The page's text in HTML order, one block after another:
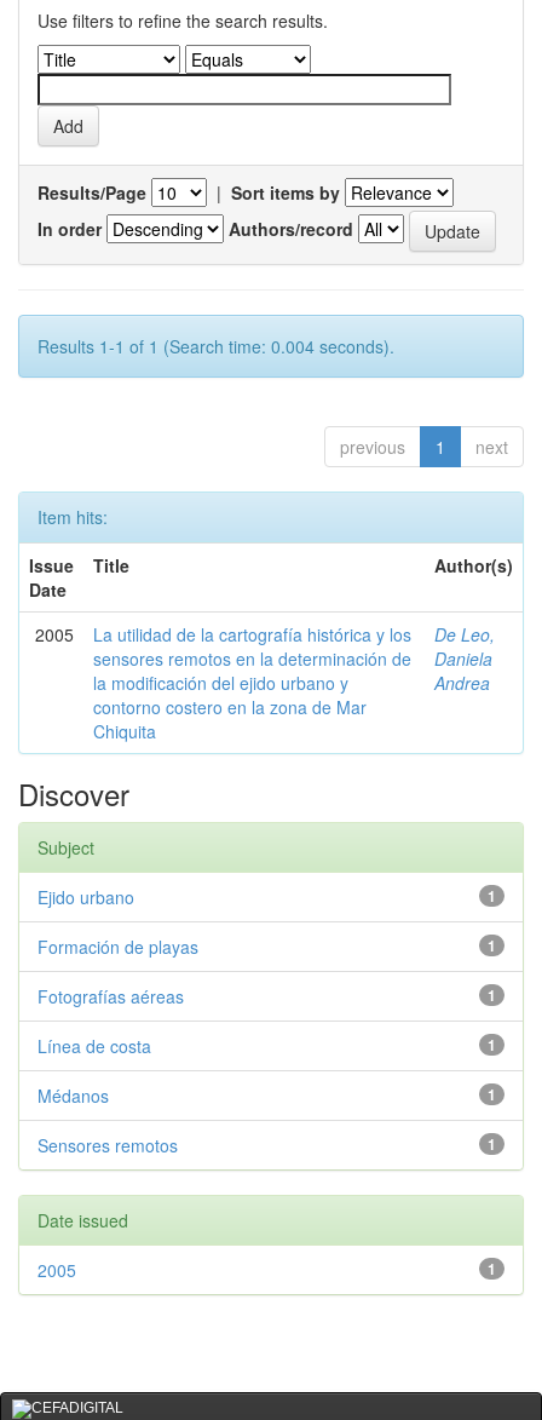
Use filters to refine the search results.
Results/Page | Sort items by
In order
Authors/record
Results 1-1 of 1 (Search time: 0.004 seconds).
previous 1 next
Item hits:
Issue
Date
Title Author(s)
2005
La utilidad de la cartografía histórica y los
sensores remotos en la determinación de
la modificación del ejido urbano y
contorno costero en la zona de Mar
Chiquita
De Leo,
Daniela
Andrea
Discover
Subject
1
Ejido urbano
1
Formación de playas
1
Fotografías aéreas
1
Línea de costa
1
Médanos
1
Sensores remotos
Date issued
1
2005